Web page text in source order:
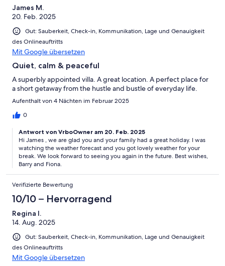
James M.
20. Feb. 2025
Gut: Sauberkeit, Check-in, Kommunikation, Lage und Genauigkeit
des Onlineauftritts
Mit Google übersetzen
Quiet, calm & peaceful
A superbly appointed villa. A great location. A perfect place for
a short getaway from the hustle and bustle of everyday life.
Aufenthalt von 4 Nächten im Februar 2025
0
Antwort von VrboOwner am 20. Feb. 2025
Hi James , we are glad you and your family had a great holiday. I was
watching the weather forecast and you got lovely weather for your
break. We look forward to seeing you again in the future. Best wishes,
Barry and Fiona.
Verifizierte Bewertung
10/10 – Hervorragend
Regina I.
14. Aug. 2025
Gut: Sauberkeit, Check-in, Kommunikation, Lage und Genauigkeit
des Onlineauftritts
Mit Google übersetzen